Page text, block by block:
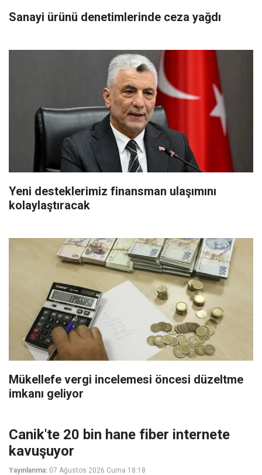
Sanayi ürünü denetimlerinde ceza yağdı
Yeni desteklerimiz finansman ulaşımını
kolaylaştıracak
Mükellefe vergi incelemesi öncesi düzeltme
imkanı geliyor
Canik'te 20 bin hane fiber internete
kavuşuyor
Yayınlanma: 07 Ağustos 2026 Cuma 18:18